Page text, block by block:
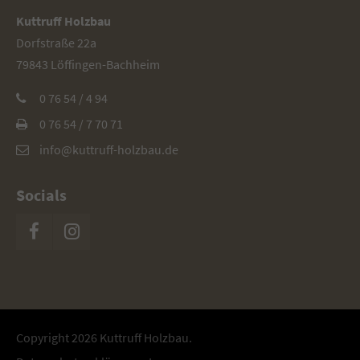
Kuttruff Holzbau
Dorfstraße 22a
79843 Löffingen-Bachheim
0 76 54 / 4 94
0 76 54 / 7 70 71
info@kuttruff-holzbau.de
Socials
Copyright 2026 Kuttruff Holzbau.